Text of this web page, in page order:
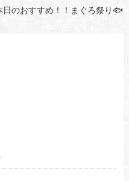
のおすすめ！！まぐろ祭り🐟